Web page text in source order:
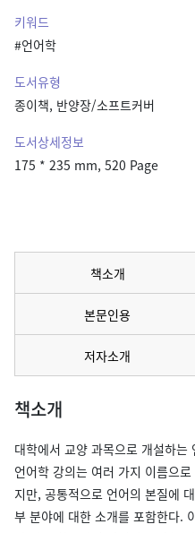
키워드
#언어학
도서유형
종이책, 반양장/소프트커버
도서상세정보
175 * 235 mm, 520 Page
책소개
본문인용
저자소개
책소개
대학에서 교양 과목으로 개설하
언어학 강의는 여러 가지 이름으
지만, 공통적으로 언어의 본질에
부 분야에 대한 소개를 포함한다.